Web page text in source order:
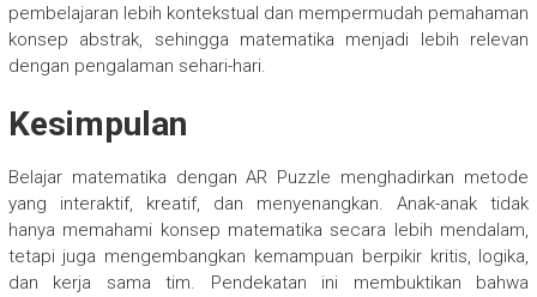
pembelajaran lebih kontekstual dan mempermudah pemahaman
konsep abstrak, sehingga matematika menjadi lebih relevan
dengan pengalaman sehari-hari.
Kesimpulan
Belajar matematika dengan AR Puzzle menghadirkan metode
yang interaktif, kreatif, dan menyenangkan. Anak-anak tidak
hanya memahami konsep matematika secara lebih mendalam,
tetapi juga mengembangkan kemampuan berpikir kritis, logika,
dan kerja sama tim. Pendekatan ini membuktikan bahwa